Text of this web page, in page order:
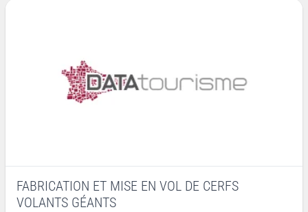
FABRICATION ET MISE EN VOL DE CERFS
VOLANTS GÉANTS